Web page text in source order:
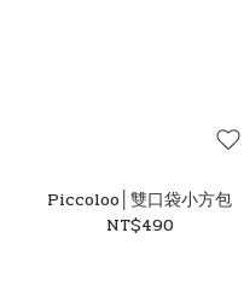
Piccoloo│雙口袋小方包
NT$490